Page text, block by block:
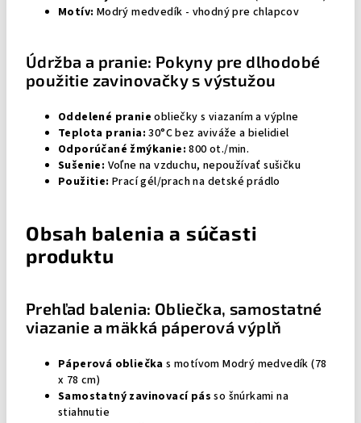
Motív: Modrý medvedík - vhodný pre chlapcov
Údržba a pranie: Pokyny pre dlhodobé
použitie zavinovačky s výstužou
Oddelené pranie obliečky s viazaním a výplne
Teplota prania: 30°C bez aviváže a bielidiel
Odporúčané žmýkanie: 800 ot./min.
Sušenie: Voľne na vzduchu, nepoužívať sušičku
Použitie: Prací gél/prach na detské prádlo
Obsah balenia a súčasti
produktu
Prehľad balenia: Obliečka, samostatné
viazanie a mäkká páperová výplň
Páperová obliečka s motívom Modrý medvedík (78
x 78 cm)
Samostatný zavinovací pás so šnúrkami na
stiahnutie